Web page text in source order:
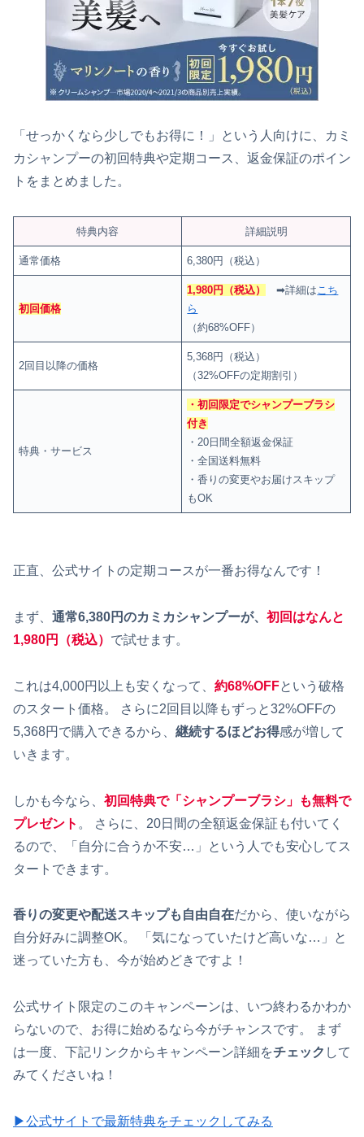
「せっかくなら少しでもお得に！」という人向けに、カミ
カシャンプーの初回特典や定期コース、返金保証のポイン
トをまとめました。
特典内容 詳細説明
通常価格 6,380円（税込）
初回価格
1,980円（税込） ➡詳細は こち
ら
（約68%OFF）
2回目以降の価格
5,368円（税込）
（32%OFFの定期割引）
特典・サービス
・初回限定でシャンプーブラシ
付き
・20日間全額返金保証
・全国送料無料
・香りの変更やお届けスキップ
もOK
正直、公式サイトの定期コースが一番お得なんです！
まず、 通常6,380円のカミカシャンプーが、 初回はなんと
1,980円（税込） で試せます。
これは4,000円以上も安くなって、 約68%OFFという破格
のスタート価格。 さらに2回目以降もずっと32%OFFの
5,368円で購入できるから、 継続するほどお得感が増して
いきます。
しかも今なら、 初回特典で「シャンプーブラシ」も無料で
プレゼント 。 さらに、20日間の全額返金保証も付いてく
るので、「自分に合うか不安…」という人でも安心してス
タートできます。
香りの変更や配送スキップも自由自在だから、使いながら
自分好みに調整OK。 「気になっていたけど高いな…」と
迷っていた方も、今が始めどきですよ！
公式サイト限定のこのキャンペーンは、いつ終わるかわか
らないので、お得に始めるなら今がチャンスです。 まず
は一度、下記リンクからキャンペーン詳細をチェック して
みてくださいね！
▶公式サイトで最新特典をチェックしてみる